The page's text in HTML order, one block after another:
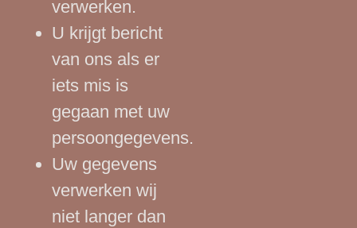
verwerken.
U krijgt bericht
van ons als er
iets mis is
gegaan met uw
persoongegevens.
Uw gegevens
verwerken wij
niet langer dan